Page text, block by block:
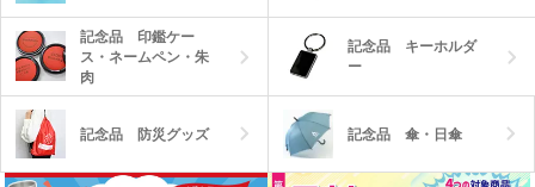
記念品 印鑑ケー
ス・ネームペン・朱
肉
記念品 キーホルダ
ー
記念品 防災グッズ 記念品 傘・日傘